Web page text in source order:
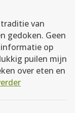
van
gedoken. Geen
op
puilen mijn
over eten en